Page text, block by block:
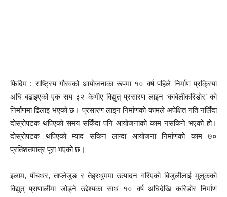
फिदिम : राष्ट्रिय गौरवको आयोजनाका रूपमा १० वर्ष पहिले निर्माण प्रक्रिया
अघि बढाइएको एक सय ३२ केभीए विद्युत् प्रसारण लाइन ‘काबेलीकरिडोर’ को
निर्माणमा ढिलाइ भएको छ। प्रसारण लाइन निर्माणको कामले अपेक्षित गति नलिँदा
दोस्रोपटक थपिएको समय सकिँदा पनि आयोजनाको काम नसकिने भएको हो।
दोस्रोपटक थपिएको म्याद सकिन लाग्दा आयोजना निर्माणको काम ७०
प्रतिशतमात्र पूरा भएको छ।
इलाम, पाँचथर, ताप्लेजुङ र तेह्रथुममा उत्पादन गरिएको बिजुलीलाई मुलुकको
विद्युत् प्राणालीमा जोड्ने उद्देश्यका साथ १० वर्ष अघिदेखि करिडोर निर्माण